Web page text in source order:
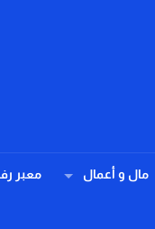
مال و أعمال معبر